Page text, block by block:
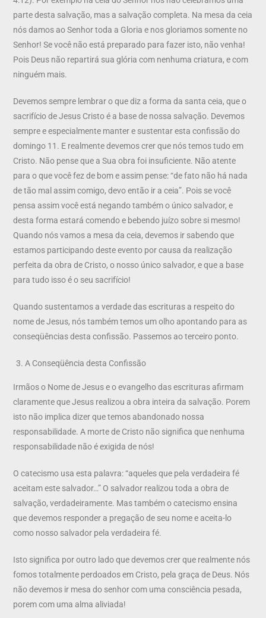
parte desta salvação, mas a salvação completa. Na mesa da ceia
nós damos ao Senhor toda a Gloria e nos gloriamos somente no
Senhor! Se você não está preparado para fazer isto, não venha!
Pois Deus não repartirá sua glória com nenhuma criatura, e com
ninguém mais.
Devemos sempre lembrar o que diz a forma da santa ceia, que o
sacrifício de Jesus Cristo é a base de nossa salvação. Devemos
sempre e especialmente manter e sustentar esta confissão do
domingo 11. E realmente devemos crer que nós temos tudo em
Cristo. Não pense que a Sua obra foi insuficiente. Não atente
para o que você fez de bom e assim pense: “de fato não há nada
de tão mal assim comigo, devo então ir a ceia”. Pois se você
pensa assim você está negando também o único salvador, e
desta forma estará comendo e bebendo juízo sobre si mesmo!
Quando nós vamos a mesa da ceia, devemos ir sabendo que
estamos participando deste evento por causa da realização
perfeita da obra de Cristo, o nosso único salvador, e que a base
para tudo isso é o seu sacrifício!
Quando sustentamos a verdade das escrituras a respeito do
nome de Jesus, nós também temos um olho apontando para as
conseqüências desta confissão. Passemos ao terceiro ponto.
A Conseqüência desta Confissão
Irmãos o Nome de Jesus e o evangelho das escrituras afirmam
claramente que Jesus realizou a obra inteira da salvação. Porem
isto não implica dizer que temos abandonado nossa
responsabilidade. A morte de Cristo não significa que nenhuma
responsabilidade não é exigida de nós!
O catecismo usa esta palavra: “aqueles que pela verdadeira fé
aceitam este salvador…” O salvador realizou toda a obra de
salvação, verdadeiramente. Mas também o catecismo ensina
que devemos responder a pregação de seu nome e aceita-lo
como nosso salvador pela verdadeira fé.
Isto significa por outro lado que devemos crer que realmente nós
fomos totalmente perdoados em Cristo, pela graça de Deus. Nós
não devemos ir mesa do senhor com uma consciência pesada,
porem com uma alma aliviada!